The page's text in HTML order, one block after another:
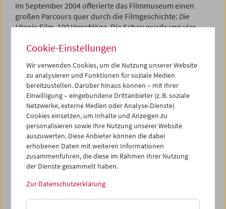
Im September 2004 offerierte das Filmmuseum einen
großen Parcours quer durch die Filmgeschichte: Die
Utopie Film. 100 Vorschläge. Die Schau wurde von vier
Kino gewidmet waren: Alexander Horwath diskutierte mit
Blümlinger (Université Paris 3), Claus Philipp (Der
Standard) und Hans Hurch (Viennale).
ProgrammSeptember 2004 - Die Utopie Film
Cookie-Einstellungen
Wir verwenden Cookies, um die Nutzung unserer Website
zu analysieren und Funktionen für soziale Medien
bereitzustellen. Darüber hinaus können – mit Ihrer
Einwilligung – eingebundene Drittanbieter (z. B. soziale
Netzwerke, externe Medien oder Analyse-Dienste)
Cookies einsetzen, um Inhalte und Anzeigen zu
personalisieren sowie Ihre Nutzung unserer Website
auszuwerten. Diese Anbieter können die dabei
erhobenen Daten mit weiteren Informationen
zusammenführen, die diese im Rahmen Ihrer Nutzung
der Dienste gesammelt haben.
Zur Datenschutzerklärung